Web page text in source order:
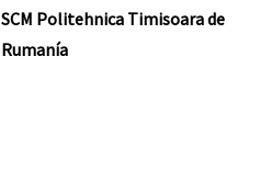
SCM Politehnica Timisoara de
Rumanía